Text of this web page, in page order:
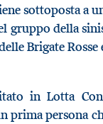
sottoposta a
gruppo della
Brigate Rosse
in Lotta
prima persona